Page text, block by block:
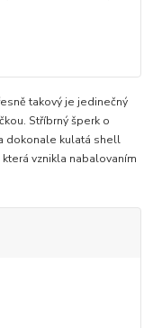
takový je jedinečný
Stříbrný šperk o
dokonale kulatá shell
vznikla nabalovaním